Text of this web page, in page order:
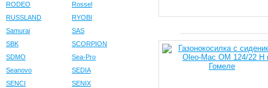
RODEO
Rossel
RUSSLAND
RYOBI
Samurai
SAS
SBK
SCORPION
SDMO
Sea-Pro
Seanovo
SEDIA
SENCI
SENIX